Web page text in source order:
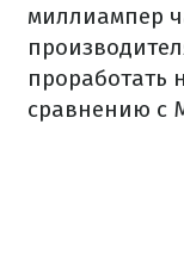
миллиампер
проработать
сравнению с